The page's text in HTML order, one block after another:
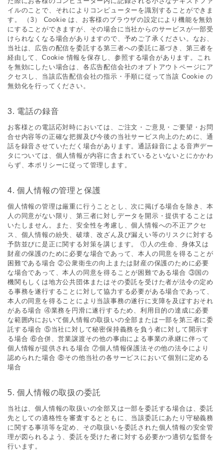
イルのことで、それによりコンピューターを識別することができま
す。 （3） Cookie は、お客様のブラウザの設定により機能を無効
にすることができますが、その場合に当社からのサービスが⼀部受
けられなくなる場合がありますので、予めご了承ください。なお、
当社は、広告の配信を委託する第三者への委託に基づき、第三者を
経由して、Cookie 情報を保存し、参照する場合があります。これ
を無効にしたい場合は、各広告配信会社のオプトアウトページにア
クセスし、当該広告配信会社の指⽰・⼿順に従って当該 Cookie の
無効化を⾏ってください。
3. 電話の録⾳
お客様との電話応対時においては、ご注⽂・ご意⾒・ご要望・お問
合せ内容等の正確な把握及び今後の当社サービス向上のために、通
話を録⾳させていただく場合があります。通話録⾳による⾳声デー
タについては、個⼈情報が内容に含まれているといないとにかかわ
らず、本ポリシーに従って管理します。
4. 個⼈情報の管理と保護
個⼈情報の管理は厳重に⾏うこととし、次に掲げる場合を除き、本
⼈の同意がない限り、第三者に対しデータを開⽰・提供することは
いたしません。また、安全性を考慮し、個⼈情報への不正アクセ
ス、個⼈情報の紛失、破壊、改ざん及び漏えい等のリスクに対する
予防並びに是正に関する対策を講じます。 ①⼈の⽣命、⾝体⼜は
財産の保護のために必要な場合であって、本⼈の同意を得ることが
困難である場合 ②公衆衛⽣の向上または財産の保護のために必要
な場合であって、本⼈の同意を得ることが困難である場合 ③国の
機関もしくは地⽅公共団体またはその委託を受けた者が法令の定め
る事務を遂⾏することに対して協⼒する必要がある場合であって、
本⼈の同意を得ることにより当該事務の遂⾏に⽀障を及ぼすおそれ
がある場合 ④業務を円滑に遂⾏するため、利⽤⽬的の達成に必要
な範囲内において個⼈情報の取扱いの全部または⼀部を第三者に委
託する場合 ⑤当社に対して秘密保持義務を負う者に対して開⽰す
る場合 ⑥合併、営業譲渡その他の事由による事業の承継に伴って
個⼈情報が提供される場合 ⑦個⼈情報保護法その他の法令により
認められた場合 ⑧その他当社の各サービスにおいて個別に定める
場合
5. 個⼈情報の取扱の委託
当社は、個⼈情報の取扱いの全部⼜は⼀部を委託する場合は、委託
先としての適格性を審査するとともに、当該委託にあたり守秘義務
に関する事項等を定め、その取扱いを委託された個⼈情報の安全管
理が図られるよう、委託を受けた者に対する必要かつ適切な監督を
⾏います。